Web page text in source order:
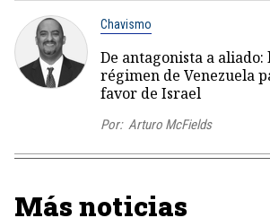
Chavismo
De antagonista a
régimen de Venezuela
favor de Israel
Por: Arturo McFields
Más noticias